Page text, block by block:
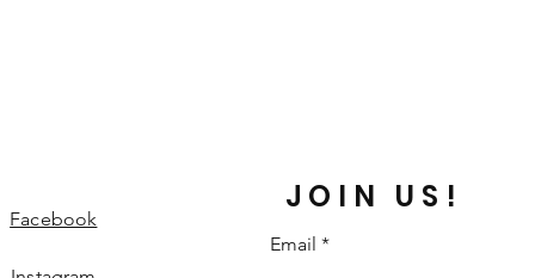
Facebook
JOIN US!
Email